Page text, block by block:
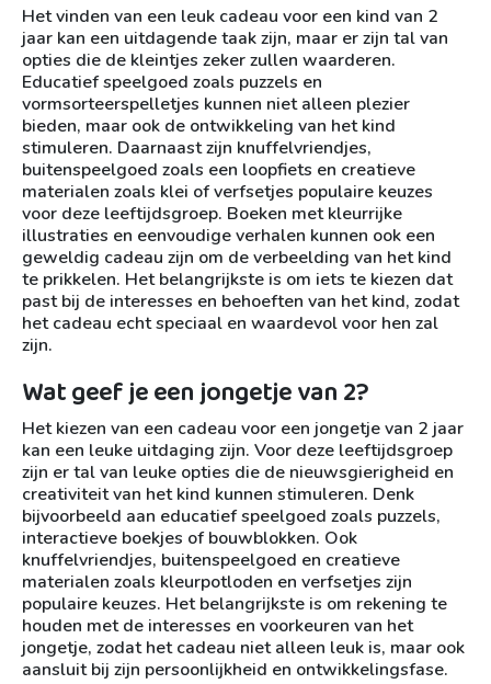
Het vinden van een leuk cadeau voor een kind van 2
jaar kan een uitdagende taak zijn, maar er zijn tal van
opties die de kleintjes zeker zullen waarderen.
Educatief speelgoed zoals puzzels en
vormsorteerspelletjes kunnen niet alleen plezier
bieden, maar ook de ontwikkeling van het kind
stimuleren. Daarnaast zijn knuffelvriendjes,
buitenspeelgoed zoals een loopfiets en creatieve
materialen zoals klei of verfsetjes populaire keuzes
voor deze leeftijdsgroep. Boeken met kleurrijke
illustraties en eenvoudige verhalen kunnen ook een
geweldig cadeau zijn om de verbeelding van het kind
te prikkelen. Het belangrijkste is om iets te kiezen dat
past bij de interesses en behoeften van het kind, zodat
het cadeau echt speciaal en waardevol voor hen zal
zijn.
Wat geef je een jongetje van 2?
Het kiezen van een cadeau voor een jongetje van 2 jaar
kan een leuke uitdaging zijn. Voor deze leeftijdsgroep
zijn er tal van leuke opties die de nieuwsgierigheid en
creativiteit van het kind kunnen stimuleren. Denk
bijvoorbeeld aan educatief speelgoed zoals puzzels,
interactieve boekjes of bouwblokken. Ook
knuffelvriendjes, buitenspeelgoed en creatieve
materialen zoals kleurpotloden en verfsetjes zijn
populaire keuzes. Het belangrijkste is om rekening te
houden met de interesses en voorkeuren van het
jongetje, zodat het cadeau niet alleen leuk is, maar ook
aansluit bij zijn persoonlijkheid en ontwikkelingsfase.